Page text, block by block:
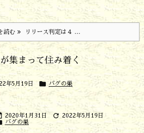
読む リリース判定は４ ...
集まって住み着く
年5月19日  バグの巣
2020年1月31日  2022年5月19日
バグの巣